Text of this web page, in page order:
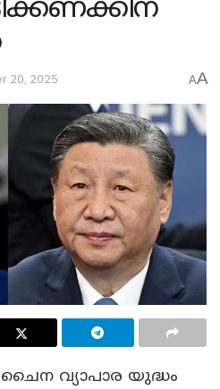
20, 2025 AA
വ്യാപാര യുദ്ധം